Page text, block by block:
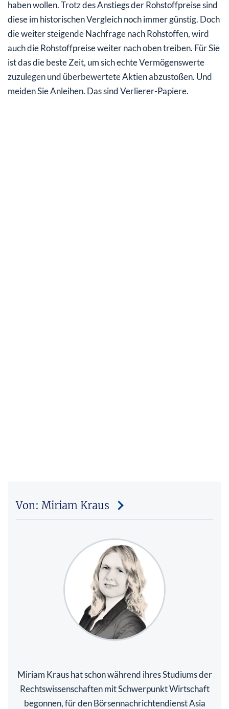
haben wollen. Trotz des Anstiegs der Rohstoffpreise sind
diese im historischen Vergleich noch immer günstig. Doch
die weiter steigende Nachfrage nach Rohstoffen, wird
auch die Rohstoffpreise weiter nach oben treiben. Für Sie
ist das die beste Zeit, um sich echte Vermögenswerte
zuzulegen und überbewertete Aktien abzustoßen. Und
meiden Sie Anleihen. Das sind Verlierer-Papiere.
Von: Miriam Kraus
Miriam Kraus hat schon während ihres Studiums der
Rechtswissenschaften mit Schwerpunkt Wirtschaft
begonnen, für den Börsennachrichtendienst Asia